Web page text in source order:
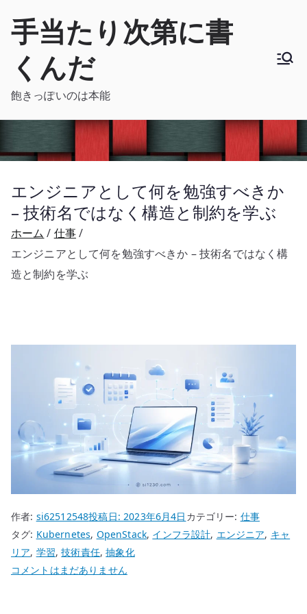
手当たり次第に書
くんだ
飽きっぽいのは本能
エンジニアとして何を勉強すべきか
– 技術名ではなく構造と制約を学ぶ
ホーム
仕事
エンジニアとして何を勉強すべきか – 技術名ではなく構
造と制約を学ぶ
作者: si62512548投稿日:2023年6月4日 カテゴリー: 仕事
タグ: Kubernetes, OpenStack, インフラ設計, エンジニア, キャ
リア, 学習,技術責任,抽象化
エ
コメントはまだありません